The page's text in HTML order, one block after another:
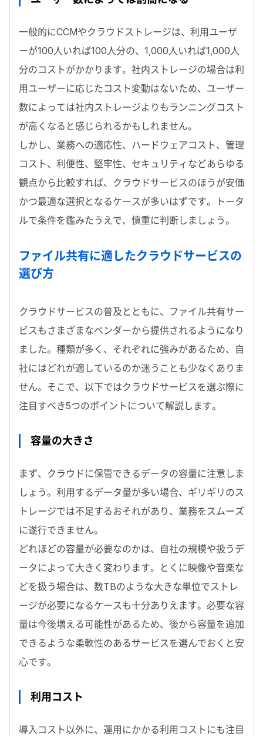
一般的にCCMやクラウドストレージは、利用ユーザ
ーが100人いれば100人分の、1,000人いれば1,000人
分のコストがかかります。社内ストレージの場合は利
用ユーザーに応じたコスト変動はないため、ユーザー
数によっては社内ストレージよりもランニングコスト
が高くなると感じられるかもしれません。
しかし、業務への適応性、ハードウェアコスト、管理
コスト、利便性、堅牢性、セキュリティなどあらゆる
観点から比較すれば、クラウドサービスのほうが安価
かつ最適な選択となるケースが多いはずです。トータ
ルで条件を鑑みたうえで、慎重に判断しましょう。
ファイル共有に適したクラウドサービスの
選び方
クラウドサービスの普及とともに、ファイル共有サー
ビスもさまざまなベンダーから提供されるようになり
ました。種類が多く、それぞれに強みがあるため、自
社にはどれが適しているのか迷うことも少なくありま
せん。そこで、以下ではクラウドサービスを選ぶ際に
注目すべき5つのポイントについて解説します。
容量の大きさ
まず、クラウドに保管できるデータの容量に注意しま
しょう。利用するデータ量が多い場合、ギリギリのス
トレージでは不足するおそれがあり、業務をスムーズ
に遂行できません。
どれほどの容量が必要なのかは、自社の規模や扱うデ
ータによって大きく変わります。とくに映像や音楽な
どを扱う場合は、数TBのような大きな単位でストレ
ージが必要になるケースも十分ありえます。必要な容
量は今後増える可能性があるため、後から容量を追加
できるような柔軟性のあるサービスを選んでおくと安
心です。
利用コスト
導入コスト以外に、運用にかかる利用コストにも注目